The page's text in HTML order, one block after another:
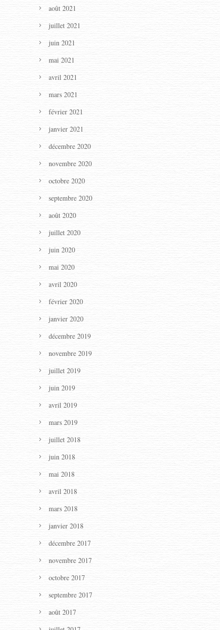
août 2021
juillet 2021
juin 2021
mai 2021
avril 2021
mars 2021
février 2021
janvier 2021
décembre 2020
novembre 2020
octobre 2020
septembre 2020
août 2020
juillet 2020
juin 2020
mai 2020
avril 2020
février 2020
janvier 2020
décembre 2019
novembre 2019
juillet 2019
juin 2019
avril 2019
mars 2019
juillet 2018
juin 2018
mai 2018
avril 2018
mars 2018
janvier 2018
décembre 2017
novembre 2017
octobre 2017
septembre 2017
août 2017